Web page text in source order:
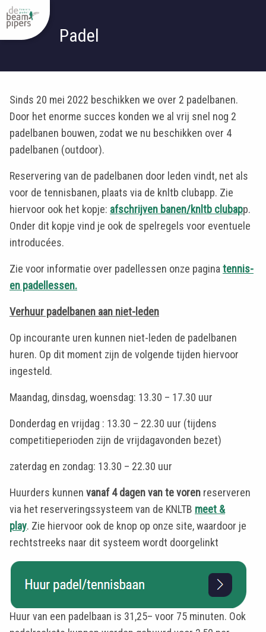
Padel
Sinds 20 mei 2022 beschikken we over 2 padelbanen.
Door het enorme succes konden we al vrij snel nog 2
padelbanen bouwen, zodat we nu beschikken over 4
padelbanen (outdoor).
Reservering van de padelbanen door leden vindt, net als
voor de tennisbanen, plaats via de knltb clubapp. Zie
hiervoor ook het kopje: afschrijven banen/knltb clubapp.
Onder dit kopje vind je ook de spelregels voor eventuele
introducées.
Zie voor informatie over padellessen onze pagina tennis-
en padellessen.
Verhuur padelbanen aan niet-leden
Op incourante uren kunnen niet-leden de padelbanen
huren. Op dit moment zijn de volgende tijden hiervoor
ingesteld.
Maandag, dinsdag, woensdag: 13.30 – 17.30 uur
Donderdag en vrijdag : 13.30 – 22.30 uur (tijdens
competitieperioden zijn de vrijdagavonden bezet)
zaterdag en zondag: 13.30 – 22.30 uur
Huurders kunnen vanaf 4 dagen van te voren reserveren
via het reserveringssysteem van de KNLTB meet &
play. Zie hiervoor ook de knop op onze site, waardoor je
rechtstreeks naar dit systeem wordt doorgelinkt
Huur van een padelbaan is 31,25– voor 75 minuten. Ook